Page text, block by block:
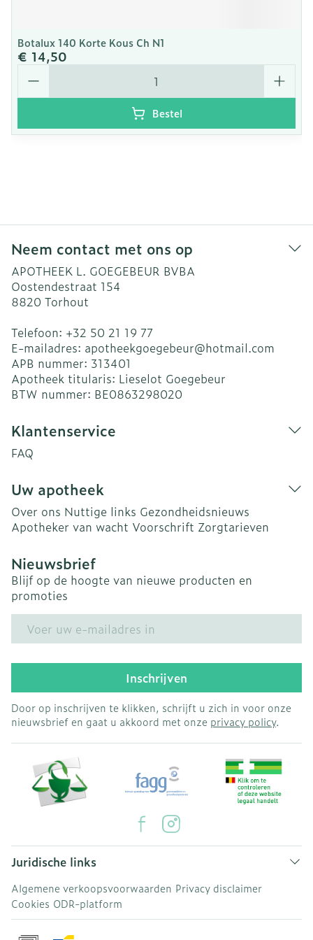
Botalux 140 Korte Kous Ch N1
€ 14,50
Aantal
Bestel
Neem contact met ons op
APOTHEEK L. GOEGEBEUR BVBA
Oostendestraat 154
8820 Torhout
Telefoon: +32 50 21 19 77
E-mailadres: apotheekgoegebeur@hotmail.com
APB nummer: 313401
Apotheek titularis: Lieselot Goegebeur
BTW nummer: BE0863298020
Klantenservice
FAQ
Uw apotheek
Over ons Nuttige links Gezondheidsnieuws
Apotheker van wacht Voorschrift Zorgtarieven
Nieuwsbrief
Blijf op de hoogte van nieuwe producten en
promoties
Inschrijven
Door op inschrijven te klikken, schrijft u zich in voor onze
nieuwsbrief en gaat u akkoord met onze privacy policy.
Juridische links
Algemene verkoopsvoorwaarden Privacy disclaimer
Cookies ODR-platform